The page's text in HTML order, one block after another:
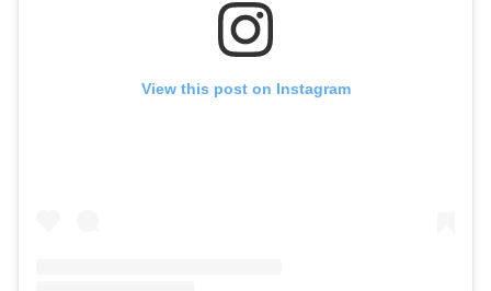
View this post on Instagram